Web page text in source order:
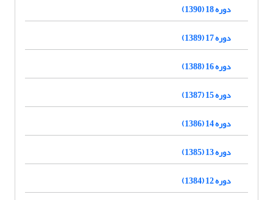
دوره 18 (1390)
دوره 17 (1389)
دوره 16 (1388)
دوره 15 (1387)
دوره 14 (1386)
دوره 13 (1385)
دوره 12 (1384)